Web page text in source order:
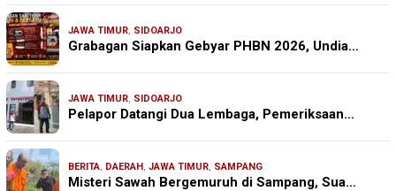
JAWA TIMUR, SIDOARJO
Grabagan Siapkan Gebyar PHBN 2026, Undia…
JAWA TIMUR, SIDOARJO
Pelapor Datangi Dua Lembaga, Pemeriksaan…
BERITA, DAERAH, JAWA TIMUR, SAMPANG
Misteri Sawah Bergemuruh di Sampang, Sua…